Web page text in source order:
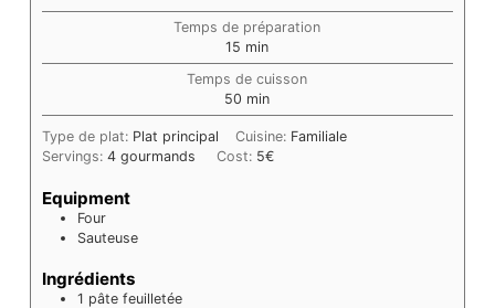
Temps de préparation
15 minutes
min
Temps de cuisson
50 minutes
min
Type de plat: Plat principal Cuisine: Familiale
Servings: 4 gourmands Cost: 5€
Equipment
Four
Sauteuse
Ingrédients
1 pâte feuilletée